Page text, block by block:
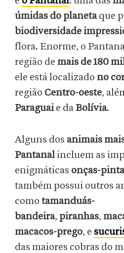
úmidas do planetaque
biodiversidade
flora. Enorme, o
região de mais de 180
ele está localizado no
região Centro-oeste,
Paraguaie da Bolívia.
Alguns dos animais
Pantanal incluem as
enigmáticas onças-
também possui outros
como tamanduás-
bandeira, piranhas,
macacos-prego, e
das maiores cobras do